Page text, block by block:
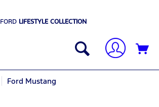
FORD LIFESTYLE COLLECTION
Ford Mustang